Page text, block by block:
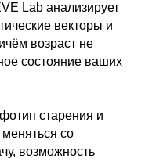
Lab анализирует
векторы и
возраст не
состояние ваших
старения и
меняться со
возможность